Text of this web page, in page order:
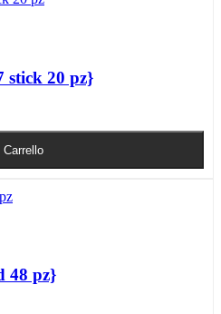
stick 20 pz}
Carrello
48 pz}